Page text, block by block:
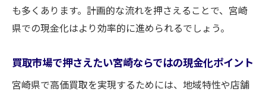
も多くあります。計画的な流れを押さえることで、宮崎
県での現金化はより効率的に進められるでしょう。
買取市場で押さえたい宮崎ならではの現金化ポイント
宮崎県で高価買取を実現するためには、地域特性や店舗